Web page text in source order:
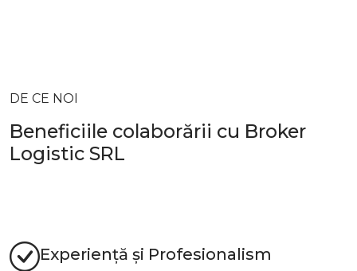
DE CE NOI
Beneficiile colaborării cu Broker
Logistic SRL
Experiență și Profesionalism